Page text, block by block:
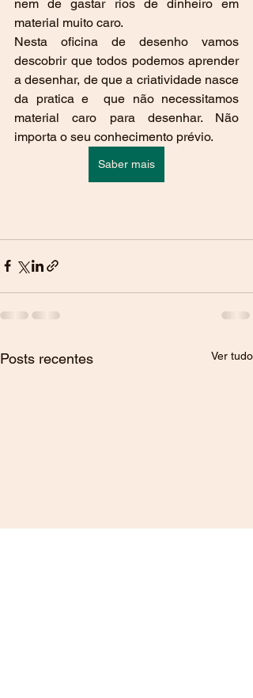
nem de gastar rios de dinheiro em
material muito caro.
Nesta oficina de desenho vamos
descobrir que todos podemos aprender
a desenhar, de que a criatividade nasce
da pratica e  que não necessitamos
material caro para desenhar. Não
importa o seu conhecimento prévio.
Saber mais
Posts recentes Ver tudo